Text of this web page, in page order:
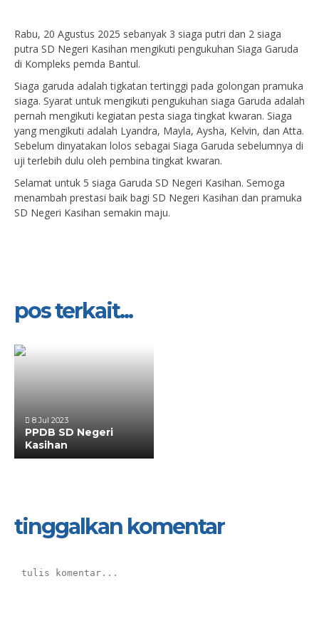
Rabu, 20 Agustus 2025 sebanyak 3 siaga putri dan 2 siaga
putra SD Negeri Kasihan mengikuti pengukuhan Siaga Garuda
di Kompleks pemda Bantul.
Siaga garuda adalah tigkatan tertinggi pada golongan pramuka
siaga. Syarat untuk mengikuti pengukuhan siaga Garuda adalah
pernah mengikuti kegiatan pesta siaga tingkat kwaran. Siaga
yang mengikuti adalah Lyandra, Mayla, Aysha, Kelvin, dan Atta.
Sebelum dinyatakan lolos sebagai Siaga Garuda sebelumnya di
uji terlebih dulu oleh pembina tingkat kwaran.
Selamat untuk 5 siaga Garuda SD Negeri Kasihan. Semoga
menambah prestasi baik bagi SD Negeri Kasihan dan pramuka
SD Negeri Kasihan semakin maju.
pos terkait...
8 Jul 2023
PPDB SD Negeri
Kasihan
tinggalkan komentar